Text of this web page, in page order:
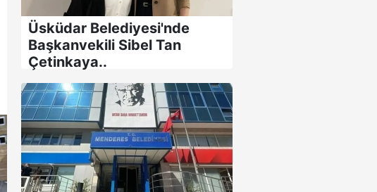
Üsküdar Belediyesi'nde
Başkanvekili Sibel Tan
Çetinkaya..